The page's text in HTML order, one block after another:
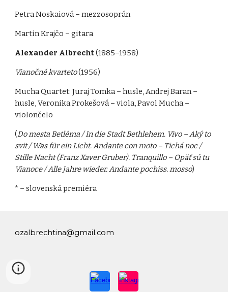
Petra Noskaiová – mezzosoprán
Martin Krajčo – gitara
Alexander Albrecht(1885–1958)
Vianočné kvarteto(1956)
Mucha Quartet: Juraj Tomka – husle, Andrej Baran –
husle, Veronika Prokešová – viola, Pavol Mucha –
violončelo
(Do mesta Betléma / In die Stadt Bethlehem. Vivo – Aký to
svit / Was für ein Licht. Andante con moto – Tichá noc /
Stille Nacht (Franz Xaver Gruber). Tranquillo – Opäť sú tu
Vianoce / Alle Jahre wieder. Andante pochiss. mosso)
* – slovenská premiéra
ozalbrechtina@gmail.com